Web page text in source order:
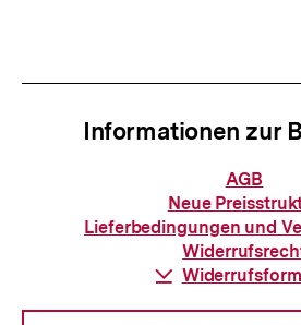
Informationen zur
zur
AGB
Neue
Lieferbedingungen und
Download-